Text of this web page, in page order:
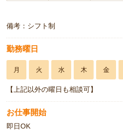
備考：シフト制
勤務曜日
月 火 水 木 金
【上記以外の曜日も相談可】
お仕事開始
即日OK